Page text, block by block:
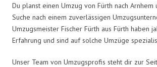
Du planst einen Umzug von Fürth nach
Suche nach einem zuverlässigen
Umzugsmeister Fischer Fürth aus Fürth haben
Erfahrung und sind auf solche Umzüge
Unser Team von Umzugsprofis steht dir zur